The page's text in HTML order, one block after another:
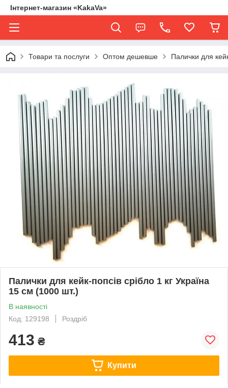
Інтернет-магазин «KakaVa»
Товари та послуги Оптом дешевше Палички для
Палички для кейк-попсів срібло 1 кг Україна
15 см (1000 шт.)
В наявності
Код: 129198
Роздріб
413 ₴
Купити